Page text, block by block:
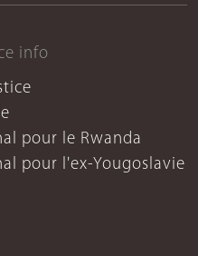
info
pour le Rwanda
pour l'ex-Yougoslavie